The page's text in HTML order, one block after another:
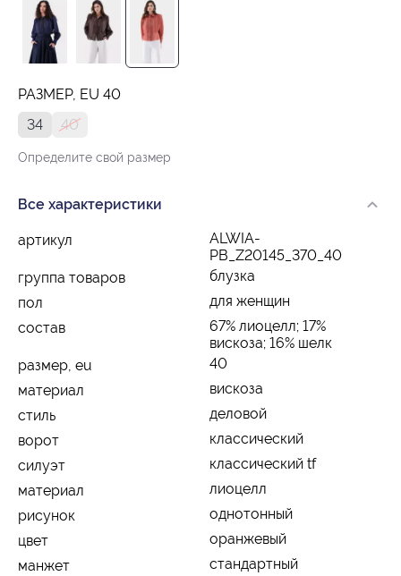
РАЗМЕР, EU 40
34
40
Определите свой размер
Все характеристики
артикул
ALWIA-
PB_Z20145_370_40
группа товаров
блузка
пол
для женщин
состав
67% лиоцелл; 17%
вискоза; 16% шелк
размер, eu
40
материал
вискоза
стиль
деловой
ворот
классический
силуэт
классический tf
материал
лиоцелл
рисунок
однотонный
цвет
оранжевый
манжет
стандартный